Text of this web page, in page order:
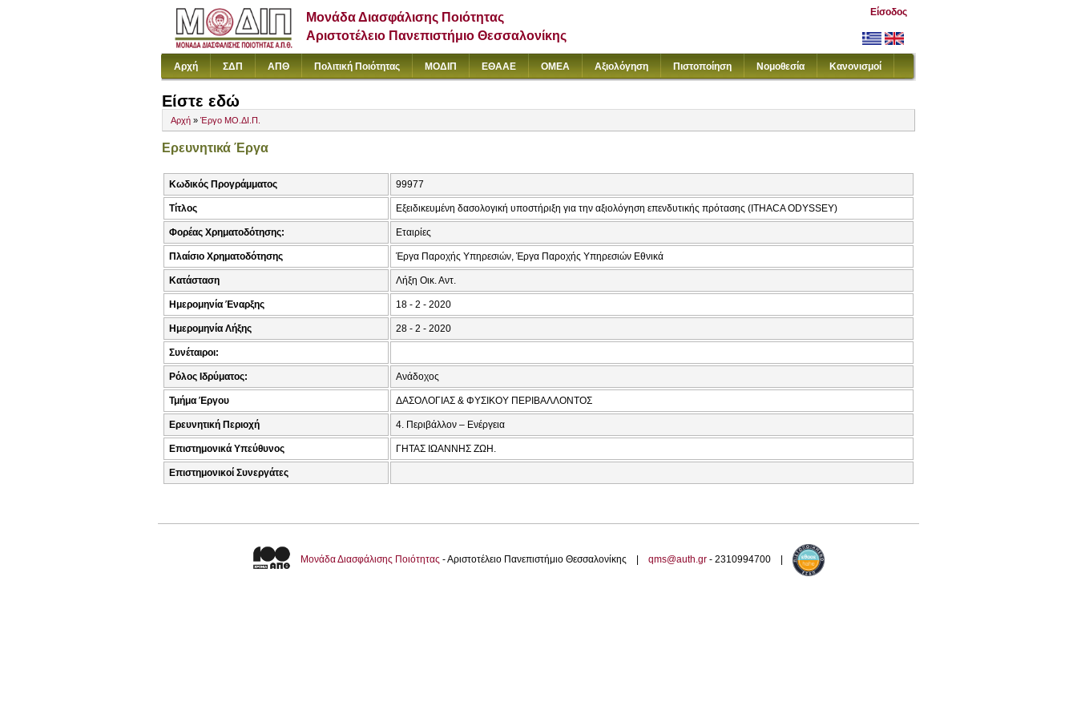
Μονάδα Διασφάλισης Ποιότητας
Αριστοτέλειο Πανεπιστήμιο Θεσσαλονίκης
Είσοδος
Αρχή ΣΔΠ ΑΠΘ Πολιτική Ποιότητας ΜΟΔΙΠ ΕΘΑΑΕ ΟΜΕΑ Αξιολόγηση Πιστοποίηση Νομοθεσία Κανονισμοί
Είστε εδώ
Αρχή » Έργο ΜΟ.ΔΙ.Π.
Ερευνητικά Έργα
Κωδικός Προγράμματος 99977
Τίτλος Εξειδικευμένη δασολογική υποστήριξη για την αξιολόγηση επενδυτικής πρότασης (ITHACA ODYSSEY)
Φορέας Χρηματοδότησης: Εταιρίες
Πλαίσιο Χρηματοδότησης Έργα Παροχής Υπηρεσιών, Έργα Παροχής Υπηρεσιών Εθνικά
Κατάσταση Λήξη Οικ. Αντ.
Ημερομηνία Έναρξης 18 - 2 - 2020
Ημερομηνία Λήξης 28 - 2 - 2020
Συνέταιροι:
Ρόλος Ιδρύματος: Ανάδοχος
Τμήμα Έργου ΔΑΣΟΛΟΓΙΑΣ & ΦΥΣΙΚΟΥ ΠΕΡΙΒΑΛΛΟΝΤΟΣ
Ερευνητική Περιοχή 4. Περιβάλλον – Ενέργεια
Επιστημονικά Υπεύθυνος ΓΗΤΑΣ ΙΩΑΝΝΗΣ ΖΩΗ.
Επιστημονικοί Συνεργάτες
Μονάδα Διασφάλισης Ποιότητας - Αριστοτέλειο Πανεπιστήμιο Θεσσαλονίκης | qms@auth.gr - 2310994700 |